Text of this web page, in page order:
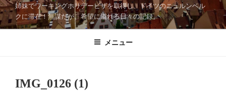
ッ
プ
姉妹でワーキングホリデービザを取得し、ドイツのニュルンベル
クに滞在！無謀だが、希望に溢れる日々の記録。
メニュー
IMG_0126 (1)